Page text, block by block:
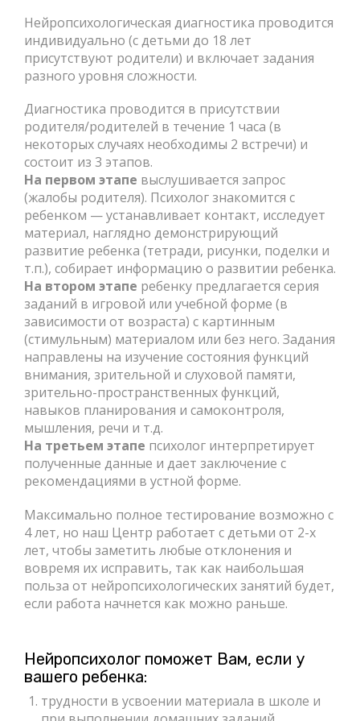
Нейропсихологическая диагностика проводится
индивидуально (с детьми до 18 лет
присутствуют родители) и включает задания
разного уровня сложности.
Диагностика проводится в присутствии
родителя/родителей в течение 1 часа (в
некоторых случаях необходимы 2 встречи) и
состоит из 3 этапов.
На первом этапе выслушивается запрос
(жалобы родителя). Психолог знакомится с
ребенком — устанавливает контакт, исследует
материал, наглядно демонстрирующий
развитие ребенка (тетради, рисунки, поделки и
т.п.), собирает информацию о развитии ребенка.
На втором этапе ребенку предлагается серия
заданий в игровой или учебной форме (в
зависимости от возраста) с картинным
(стимульным) материалом или без него. Задания
направлены на изучение состояния функций
внимания, зрительной и слуховой памяти,
зрительно-пространственных функций,
навыков планирования и самоконтроля,
мышления, речи и т.д.
На третьем этапе психолог интерпретирует
полученные данные и дает заключение с
рекомендациями в устной форме.
Максимально полное тестирование возможно с
4 лет, но наш Центр работает с детьми от 2-х
лет, чтобы заметить любые отклонения и
вовремя их исправить, так как наибольшая
польза от нейропсихологических занятий будет,
если работа начнется как можно раньше.
Нейропсихолог поможет Вам, если у
вашего ребенка:
трудности в усвоении материала в школе и